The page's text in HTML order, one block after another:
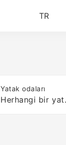
TR
Yatak odaları